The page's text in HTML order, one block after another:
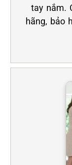
tay nắm.
hãng, bảo